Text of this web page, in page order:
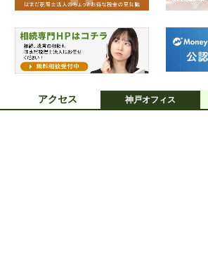
アクセス 神戸オフィス